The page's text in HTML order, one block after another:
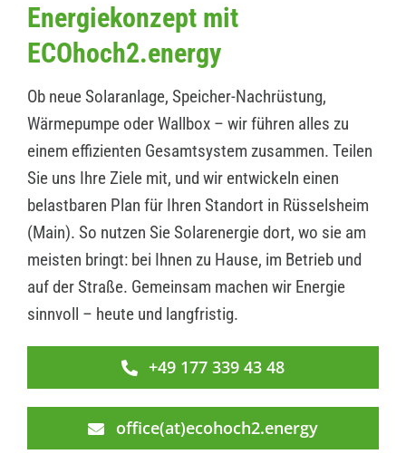
Energiekonzept mit
ECOhoch2.energy
Ob neue Solaranlage, Speicher-Nachrüstung,
Wärmepumpe oder Wallbox – wir führen alles zu
einem effizienten Gesamtsystem zusammen. Teilen
Sie uns Ihre Ziele mit, und wir entwickeln einen
belastbaren Plan für Ihren Standort in Rüsselsheim
(Main). So nutzen Sie Solarenergie dort, wo sie am
meisten bringt: bei Ihnen zu Hause, im Betrieb und
auf der Straße. Gemeinsam machen wir Energie
sinnvoll – heute und langfristig.
+49 177 339 43 48
office(at)ecohoch2.energy